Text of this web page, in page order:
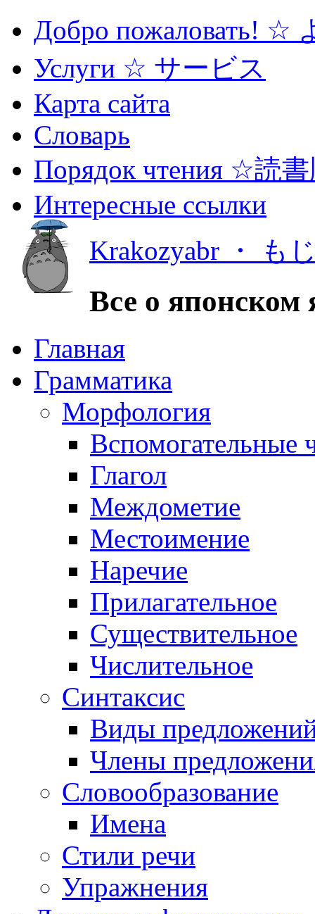
Добро пожаловать! ☆
Услуги ☆ サービス
Карта сайта
Словарь
Порядок чтения ☆読
Интересные ссылки
Krakozyabr ・ も
Все о японском
Главная
Грамматика
Морфология
Вспомогательные
Глагол
Междометие
Местоимение
Наречие
Прилагательное
Существительное
Числительное
Синтаксис
Виды
Члены
Словообразование
Имена
Стили речи
Упражнения